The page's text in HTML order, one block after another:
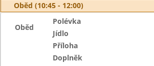
Oběd (10:45 - 12:00)
Oběd
Polévka
Jídlo
Příloha
Doplněk